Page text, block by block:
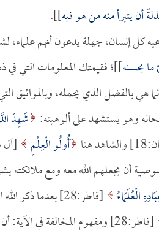
أن يتبرأ منه من هو فيه]].
كل إنسان، جهلة يدعون أنهم علماء،
يحسنه]]؛ فقيمتك المعلومات التي في
هي بالفضل الذي يحمله، وبالمواثيق
وهو يستشهد على ألوهيته: شَهِدَ
هنا
أُولُو الْعِلْمِ [آل
أن يجعلهم الله معه ومع ملائكته
الْعُلَمَاءُ [فاطر:28] بعدما ذكر الله الآيات الكونية، والشرعية، وذكر ما للعلماء من منزلة، قال:
[فاطر:28] ومفهوم المخالفة في الآية: أن غير العلماء لا يخشون الله.